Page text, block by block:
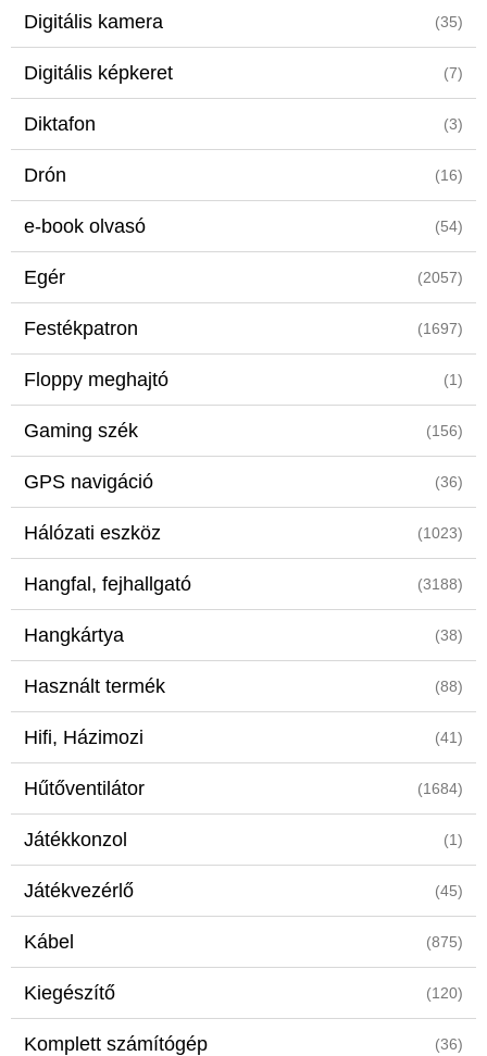
Digitális kamera (35)
Digitális képkeret (7)
Diktafon (3)
Drón (16)
e-book olvasó (54)
Egér (2057)
Festékpatron (1697)
Floppy meghajtó (1)
Gaming szék (156)
GPS navigáció (36)
Hálózati eszköz (1023)
Hangfal, fejhallgató (3188)
Hangkártya (38)
Használt termék (88)
Hifi, Házimozi (41)
Hűtőventilátor (1684)
Játékkonzol (1)
Játékvezérlő (45)
Kábel (875)
Kiegészítő (120)
Komplett számítógép (36)